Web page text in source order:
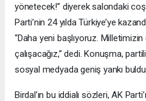
yönetecek!” diyerek salondaki
Parti’nin 24 yılda Türkiye’ye
“Daha yeni başlıyoruz.
çalışacağız,” dedi. Konuşma,
sosyal medyada geniş yankı buldu.
Birdal’ın bu iddialı sözleri, AK